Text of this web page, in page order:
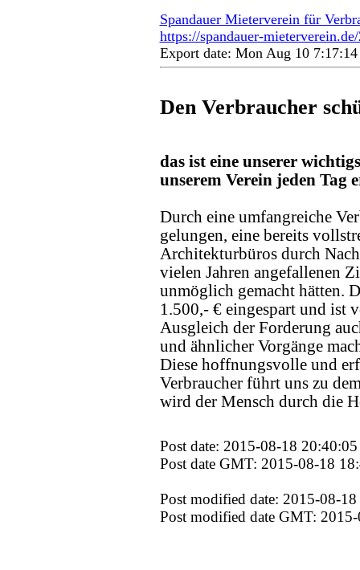
Spandauer Mieterverein für
https://spandauer-
Export date: Mon Aug 10
Den Verbraucher
das ist eine unserer
unserem Verein jeden Tag
Durch eine umfangreiche
gelungen, eine bereits
Architekturbüros durch
vielen Jahren angefallenen
unmöglich gemacht hätten.
1.500,- € eingespart und ist
Ausgleich der Forderung
und ähnlicher Vorgänge
Diese hoffnungsvolle und
Verbraucher führt uns zu
wird der Mensch durch die
Post date: 2015-08-18 20:40:05
Post date GMT: 2015-08-18
Post modified date: 2015-08-
Post modified date GMT: